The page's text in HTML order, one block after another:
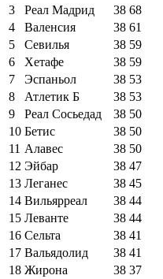
3
Реал Мадрид 38 68
4
Валенсия 38 61
5
Севилья 38 59
6
Хетафе 38 59
7
Эспаньол 38 53
8
Атлетик Б 38 53
9
Реал Сосьедад 38 50
10 Бетис 38 50
11 Алавес 38 50
12 Эйбар 38 47
13 Леганес 38 45
14 Вильярреал 38 44
15 Леванте 38 44
16 Сельта 38 41
17 Вальядолид 38 41
18 Жирона 38 37